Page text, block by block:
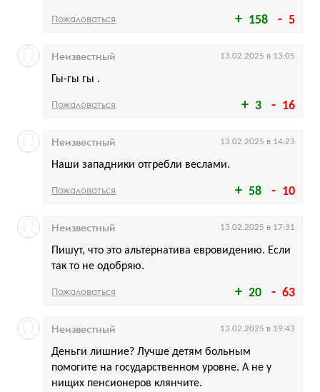
158 5
Пожаловаться
3 16
Гы-гы гы .
Неизвестный 13.02.2025 в 13:05
Пожаловаться
58 10
Наши западники отгребли веслами.
Неизвестный 13.02.2025 в 14:23
Пожаловаться
20 63
Пишут, что это альтернатива евровидению. Если
так то не одобряю.
Неизвестный 13.02.2025 в 17:31
Пожаловаться
Деньги лишние? Лучше детям больным
помогите на государственном уровне. А не у
нищих пенсионеров клянчите.
Неизвестный 13.02.2025 в 19:43